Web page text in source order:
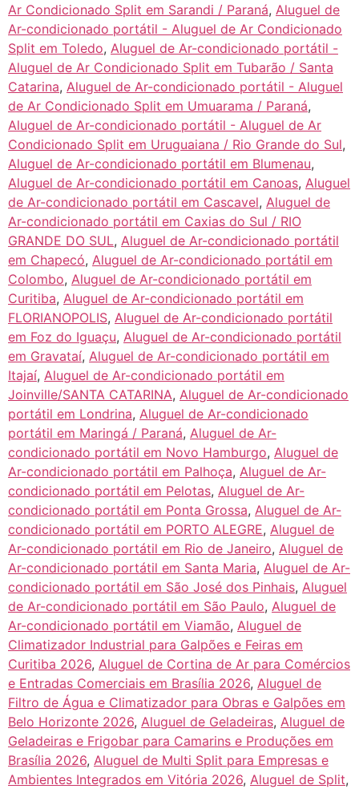
Ar Condicionado Split em Sarandi / Paraná, Aluguel de
Ar-condicionado portátil - Aluguel de Ar Condicionado
Split em Toledo, Aluguel de Ar-condicionado portátil -
Aluguel de Ar Condicionado Split em Tubarão / Santa
Catarina, Aluguel de Ar-condicionado portátil - Aluguel
de Ar Condicionado Split em Umuarama / Paraná,
Aluguel de Ar-condicionado portátil - Aluguel de Ar
Condicionado Split em Uruguaiana / Rio Grande do Sul,
Aluguel de Ar-condicionado portátil em Blumenau,
Aluguel de Ar-condicionado portátil em Canoas, Aluguel
de Ar-condicionado portátil em Cascavel, Aluguel de
Ar-condicionado portátil em Caxias do Sul / RIO
GRANDE DO SUL, Aluguel de Ar-condicionado portátil
em Chapecó, Aluguel de Ar-condicionado portátil em
Colombo, Aluguel de Ar-condicionado portátil em
Curitiba, Aluguel de Ar-condicionado portátil em
FLORIANOPOLIS, Aluguel de Ar-condicionado portátil
em Foz do Iguaçu, Aluguel de Ar-condicionado portátil
em Gravataí, Aluguel de Ar-condicionado portátil em
Itajaí, Aluguel de Ar-condicionado portátil em
Joinville/SANTA CATARINA, Aluguel de Ar-condicionado
portátil em Londrina, Aluguel de Ar-condicionado
portátil em Maringá / Paraná, Aluguel de Ar-
condicionado portátil em Novo Hamburgo, Aluguel de
Ar-condicionado portátil em Palhoça, Aluguel de Ar-
condicionado portátil em Pelotas, Aluguel de Ar-
condicionado portátil em Ponta Grossa, Aluguel de Ar-
condicionado portátil em PORTO ALEGRE, Aluguel de
Ar-condicionado portátil em Rio de Janeiro, Aluguel de
Ar-condicionado portátil em Santa Maria, Aluguel de Ar-
condicionado portátil em São José dos Pinhais, Aluguel
de Ar-condicionado portátil em São Paulo, Aluguel de
Ar-condicionado portátil em Viamão, Aluguel de
Climatizador Industrial para Galpões e Feiras em
Curitiba 2026, Aluguel de Cortina de Ar para Comércios
e Entradas Comerciais em Brasília 2026, Aluguel de
Filtro de Água e Climatizador para Obras e Galpões em
Belo Horizonte 2026, Aluguel de Geladeiras, Aluguel de
Geladeiras e Frigobar para Camarins e Produções em
Brasília 2026, Aluguel de Multi Split para Empresas e
Ambientes Integrados em Vitória 2026, Aluguel de Split,